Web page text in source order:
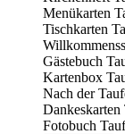
Menükarten
Tischkarten
Gästebuch
Kartenbox
Nach der
Dankeskarten
Fotobuch